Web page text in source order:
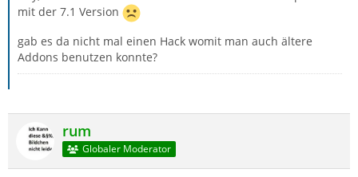
mit der 7.1 Version
gab es da nicht mal einen Hack womit man auch ältere
Addons benutzen konnte?
rum
Globaler Moderator